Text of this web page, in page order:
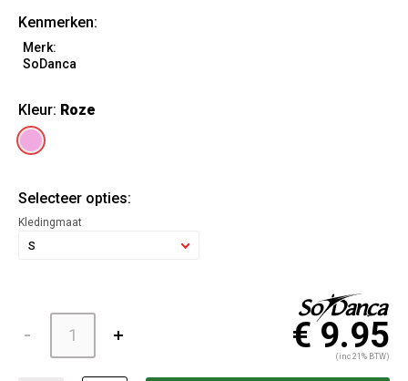
Kenmerken:
Merk:
SoDanca
Kleur: Roze
Selecteer opties:
Kledingmaat
S
€ 9.95
(inc 21% BTW)